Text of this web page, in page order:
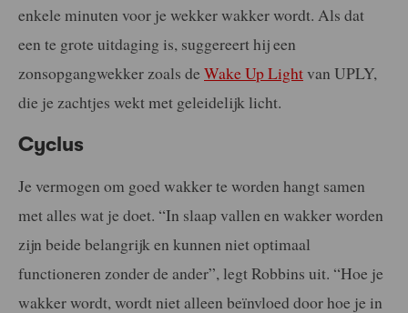
enkele minuten voor je wekker wakker wordt. Als dat
een te grote uitdaging is, suggereert hij een
zonsopgangwekker zoals de Wake Up Lightvan UPLY,
die je zachtjes wekt met geleidelijk licht.
Cyclus
Je vermogen om goed wakker te worden hangt samen
met alles wat je doet. “In slaap vallen en wakker worden
zijn beide belangrijk en kunnen niet optimaal
functioneren zonder de ander”, legt Robbins uit. “Hoe je
wakker wordt, wordt niet alleen beïnvloed door hoe je in